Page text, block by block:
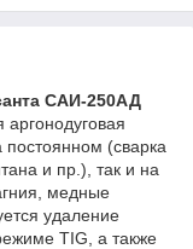
САИ-250АД
постоянном (сварка
и пр.), так и на
медные
удаление
TIG, а также